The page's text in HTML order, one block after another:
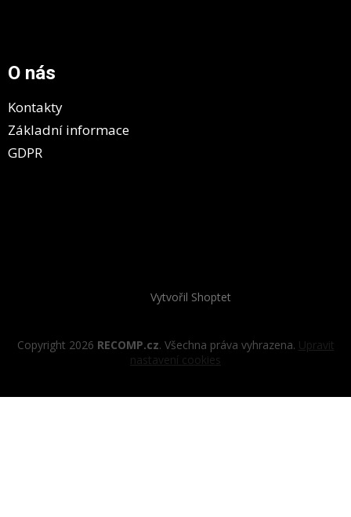
O nás
Kontakty
Základní informace
GDPR
Vytvořil Shoptet
Copyright 2026 RECOMP.cz. Všechna práva vyhrazena. Upravit
nastavení cookies